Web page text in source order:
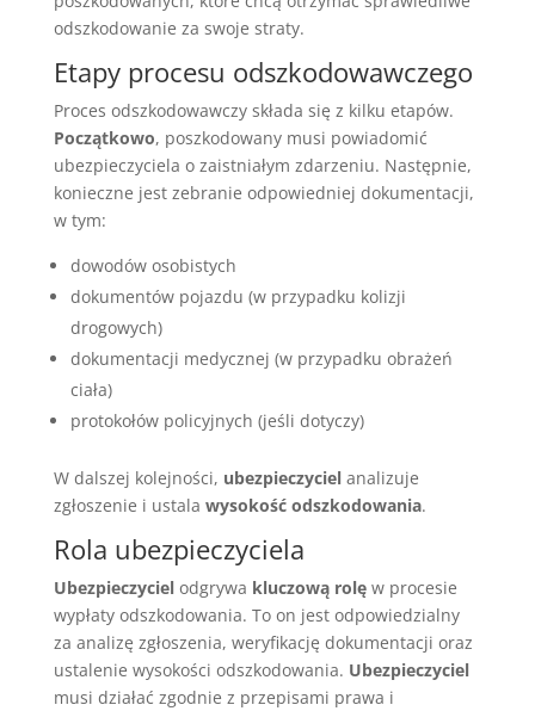
odszkodowanie za swoje straty.
Etapy procesu odszkodowawczego
Proces odszkodowawczy składa się z kilku etapów.
Początkowo, poszkodowany musi powiadomić
ubezpieczyciela o zaistniałym zdarzeniu. Następnie,
konieczne jest zebranie odpowiedniej dokumentacji,
w tym:
dowodów osobistych
dokumentów pojazdu (w przypadku kolizji
drogowych)
dokumentacji medycznej (w przypadku obrażeń
ciała)
protokołów policyjnych (jeśli dotyczy)
W dalszej kolejności, ubezpieczycielanalizuje
zgłoszenie i ustala wysokość odszkodowania.
Rola ubezpieczyciela
Ubezpieczycielodgrywa kluczową rolęw procesie
wypłaty odszkodowania. To on jest odpowiedzialny
za analizę zgłoszenia, weryfikację dokumentacji oraz
ustalenie wysokości odszkodowania. Ubezpieczyciel
musi działać zgodnie z przepisami prawa i